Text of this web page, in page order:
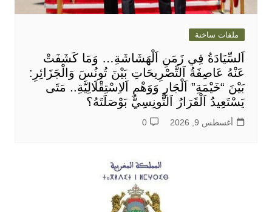
ملفات ساخنة
اَلسِّيَادَةُ فِي زَمَنِ اَلْهَشَاشَةِ… وَمَا كَشَفَتْ
عَنْهُ عَاصِفَةُ اَلتَّصْرِيحَاتِ بَيْنَ تُونُسَ وَالْجَزَائِرِ:
بَيْنَ “خَيْمَةِ” اَلْجَارِ وَوَهْمِ اَلاِسْتِقْلَالِيَّةِ.. مَتَى
يَسْتَعِيدُ اَلْقَرَارُ اَلتُّونِسِيُّ بَوْصَلَتَهُ؟
أغسطس 9, 2026 0